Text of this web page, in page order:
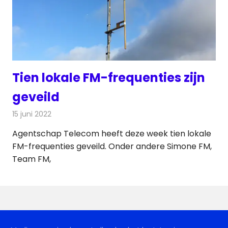
Tien lokale FM-frequenties zijn
geveild
15 juni 2022
Agentschap Telecom heeft deze week tien lokale
FM-frequenties geveild. Onder andere Simone FM,
Team FM,